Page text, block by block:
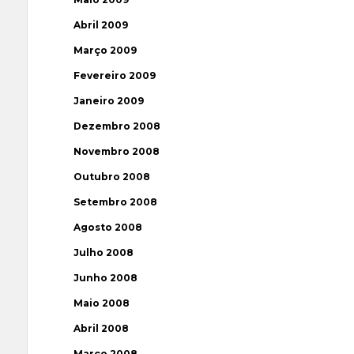
Abril 2009
Março 2009
Fevereiro 2009
Janeiro 2009
Dezembro 2008
Novembro 2008
Outubro 2008
Setembro 2008
Agosto 2008
Julho 2008
Junho 2008
Maio 2008
Abril 2008